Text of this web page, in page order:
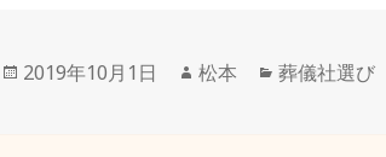
投
2019年10月1日
作
松本
カ
葬儀社選び